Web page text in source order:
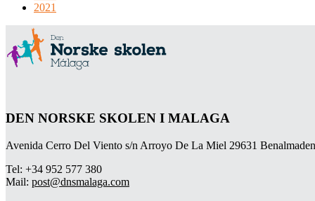
2021
DEN NORSKE SKOLEN I MALAGA
Avenida Cerro Del Viento s/n Arroyo De La Miel 29631
Tel: +34 952 577 380
Mail: post@dnsmalaga.com